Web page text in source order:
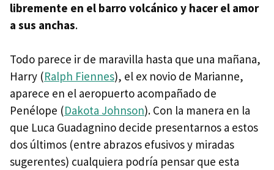
libremente en el barro volcánico y hacer el amor
a sus anchas.
Todo parece ir de maravilla hasta que una mañana,
Harry (Ralph Fiennes), el ex novio de Marianne,
aparece en el aeropuerto acompañado de
Penélope (Dakota Johnson). Con la manera en la
que Luca Guadagnino decide presentarnos a estos
dos últimos (entre abrazos efusivos y miradas
sugerentes) cualquiera podría pensar que esta